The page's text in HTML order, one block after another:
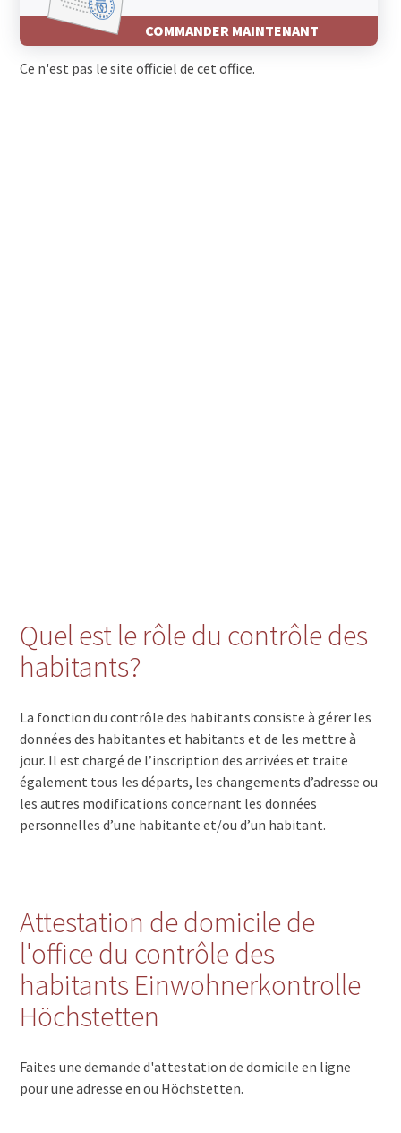
COMMANDER MAINTENANT
Ce n'est pas le site officiel de cet office.
Quel est le rôle du contrôle des
habitants?
La fonction du contrôle des habitants consiste à gérer les
données des habitantes et habitants et de les mettre à
jour. Il est chargé de l’inscription des arrivées et traite
également tous les départs, les changements d’adresse ou
les autres modifications concernant les données
personnelles d’une habitante et/ou d’un habitant.
Attestation de domicile de
l'office du contrôle des
habitants Einwohnerkontrolle
Höchstetten
Faites une demande d'attestation de domicile en ligne
pour une adresse en ou Höchstetten.